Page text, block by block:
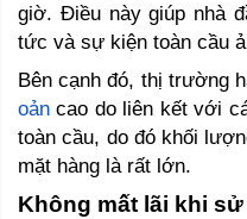
giờ. Điều này giúp nhà
tức và sự kiện toàn cầu
Bên cạnh đó, thị trường
oản cao do liên kết với
toàn cầu, do đó khối
mặt hàng là rất lớn.
Không mất lãi khi